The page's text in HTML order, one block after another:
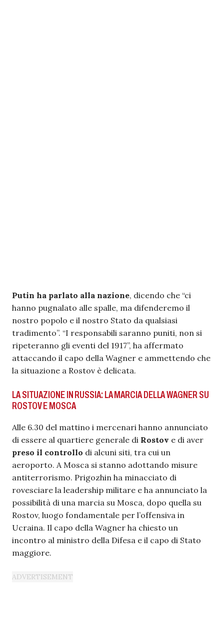
Putin ha parlato alla nazione, dicendo che “ci
hanno pugnalato alle spalle, ma difenderemo il
nostro popolo e il nostro Stato da qualsiasi
tradimento”. “I responsabili saranno puniti, non si
ripeteranno gli eventi del 1917”, ha affermato
attaccando il capo della Wagner e ammettendo che
la situazione a Rostov è delicata.
LA SITUAZIONE IN RUSSIA: LA MARCIA DELLA WAGNER SU
ROSTOV E MOSCA
Alle 6.30 del mattino i mercenari hanno annunciato
di essere al quartiere generale di Rostov e di aver
preso il controllo di alcuni siti, tra cui un
aeroporto. A Mosca si stanno adottando misure
antiterrorismo. Prigozhin ha minacciato di
rovesciare la leadership militare e ha annunciato la
possibilità di una marcia su Mosca, dopo quella su
Rostov, luogo fondamentale per l’offensiva in
Ucraina. Il capo della Wagner ha chiesto un
incontro al ministro della Difesa e il capo di Stato
maggiore.